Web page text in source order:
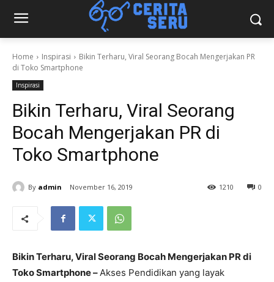
Home Inspirasi
Bikin Terharu, Viral Seorang Bocah Mengerjakan PR
di Toko Smartphone
Inspirasi
Bikin Terharu, Viral Seorang
Bocah Mengerjakan PR di
Toko Smartphone
By admin November 16, 2019 0
1210
Bikin Terharu, Viral Seorang Bocah Mengerjakan PR di
Toko Smartphone –Akses Pendidikan yang layak